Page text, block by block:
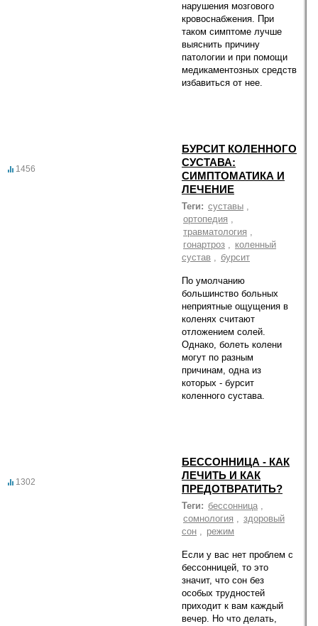
нарушения мозгового
кровоснабжения. При
таком симптоме лучше
выяснить причину
патологии и при помощи
медикаментозных средств
избавиться от нее.
1456
БУРСИТ КОЛЕННОГО
СУСТАВА:
СИМПТОМАТИКА И
ЛЕЧЕНИЕ
Теги: суставы ,
ортопедия ,
травматология ,
гонартроз , коленный
сустав , бурсит
По умолчанию
большинство больных
неприятные ощущения в
коленях считают
отложением солей.
Однако, болеть колени
могут по разным
причинам, одна из
которых - бурсит
коленного сустава.
1302
БЕССОННИЦА - КАК
ЛЕЧИТЬ И КАК
ПРЕДОТВРАТИТЬ?
Теги: бессонница ,
сомнология , здоровый
сон , режим
Если у вас нет проблем с
бессонницей, то это
значит, что сон без
особых трудностей
приходит к вам каждый
вечер. Но что делать,